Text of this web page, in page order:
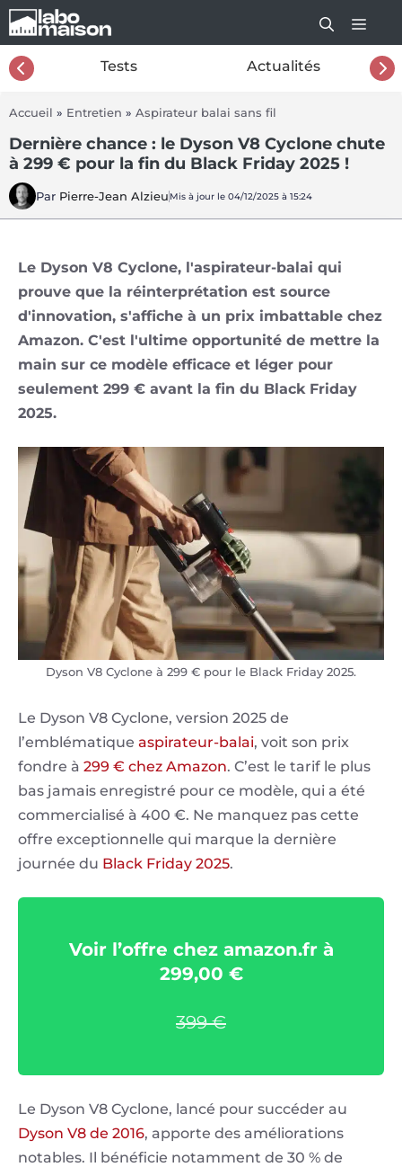
Aller
au
contenu
Tests Actualités
Accueil » Entretien » Aspirateur balai sans fil
Dernière chance : le Dyson V8 Cyclone chute
à 299 € pour la fin du Black Friday 2025 !
Par Pierre-Jean Alzieu Mis à jour le 04/12/2025 à 15:24
Le Dyson V8 Cyclone, l'aspirateur-balai qui
prouve que la réinterprétation est source
d'innovation, s'affiche à un prix imbattable chez
Amazon. C'est l'ultime opportunité de mettre la
main sur ce modèle efficace et léger pour
seulement 299 € avant la fin du Black Friday
2025.
Dyson V8 Cyclone à 299 € pour le Black Friday 2025.
Le Dyson V8 Cyclone, version 2025 de
l’emblématique aspirateur-balai, voit son prix
fondre à 299 € chez Amazon. C’est le tarif le plus
bas jamais enregistré pour ce modèle, qui a été
commercialisé à 400 €. Ne manquez pas cette
offre exceptionnelle qui marque la dernière
journée du Black Friday 2025.
Voir l’offre chez amazon.fr à
299,00 €
399 €
Le Dyson V8 Cyclone, lancé pour succéder au
Dyson V8 de 2016, apporte des améliorations
notables. Il bénéficie notamment de 30 % de